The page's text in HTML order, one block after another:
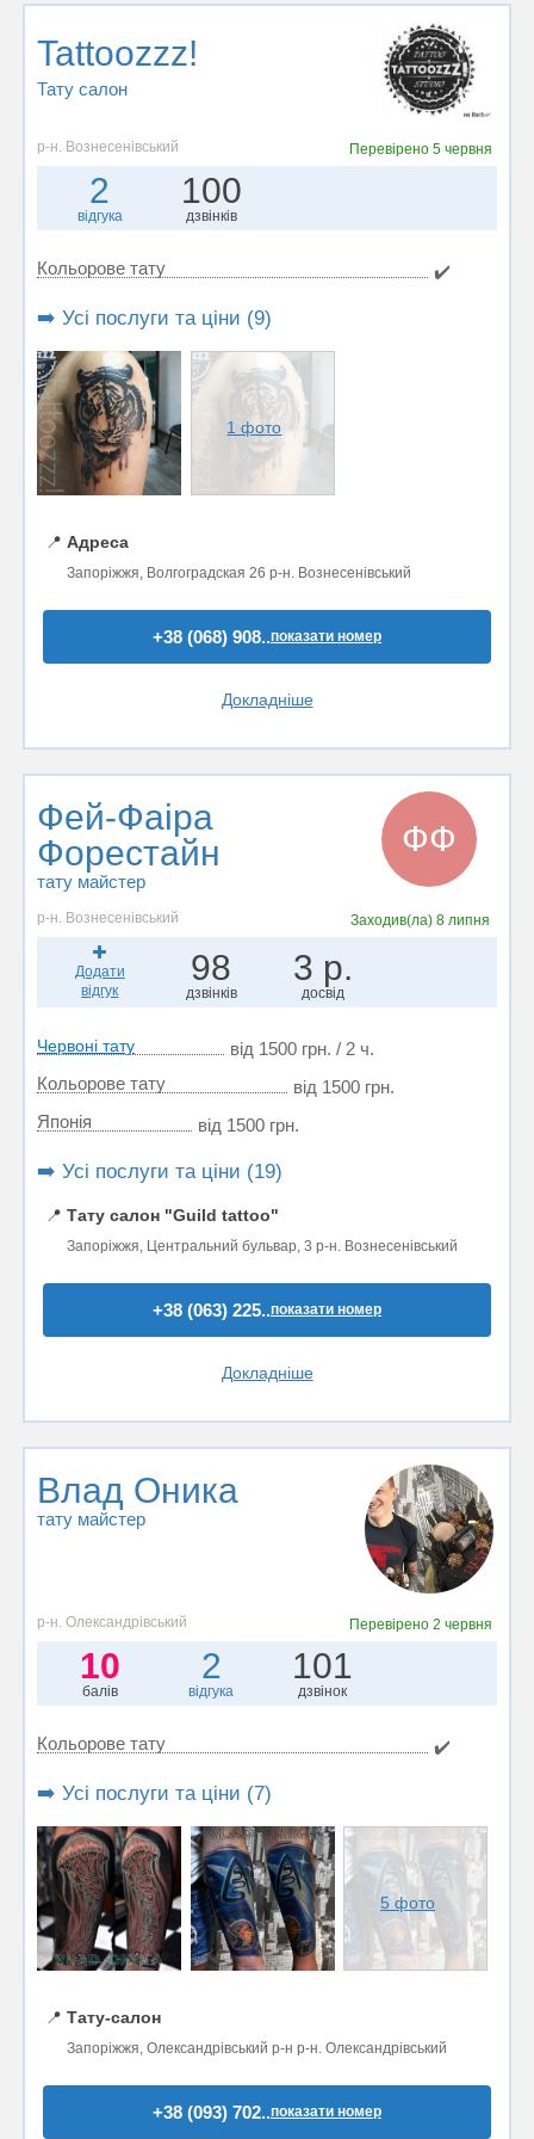
Tattoozzz!
Тату салон
р-н. Вознесенівський Перевірено 5 червня
2
відгука
100
дзвінків
Кольорове тату ✔️
➡️ Усі послуги та ціни (9)
1 фото
📍 Адреса
Запоріжжя, Волгоградская 26 р-н. Вознесенівський
+38 (068) 908..показати номер
Докладніше
Фей-Фаіра
Форестайн
тату майстер
ФФ
р-н. Вознесенівський Заходив(ла)8 липня
Додати
відгук
98
дзвінків
3 р.
досвід
Червоні тату
від 1500 грн. / 2 ч.
Кольорове тату
від 1500 грн.
Японія
від 1500 грн.
➡️ Усі послуги та ціни (19)
📍 Тату салон "Guild tattoo"
Запоріжжя, Центральний бульвар, 3 р-н. Вознесенівський
+38 (063) 225..показати номер
Докладніше
Влад Оника
тату майстер
р-н. Олександрівський Перевірено 2 червня
10
балів
2
відгука
101
дзвінок
Кольорове тату ✔️
➡️ Усі послуги та ціни (7)
5 фото
📍 Тату-салон
Запоріжжя, Олександрівський р-н р-н. Олександрівський
+38 (093) 702..показати номер